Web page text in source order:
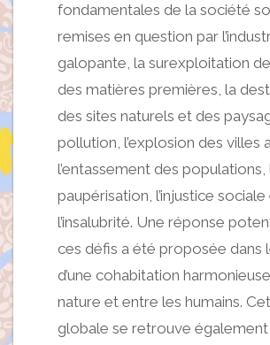
fondamentales de la société
remises en question par
galopante, la surexploitation
des matières premières, la
des sites naturels et des
pollution, l’explosion des villes
l’entassement des populations,
paupérisation, l’injustice
l’insalubrité. Une réponse
ces défis a été proposée dans
d’une cohabitation
nature et entre les humains.
globale se retrouve également